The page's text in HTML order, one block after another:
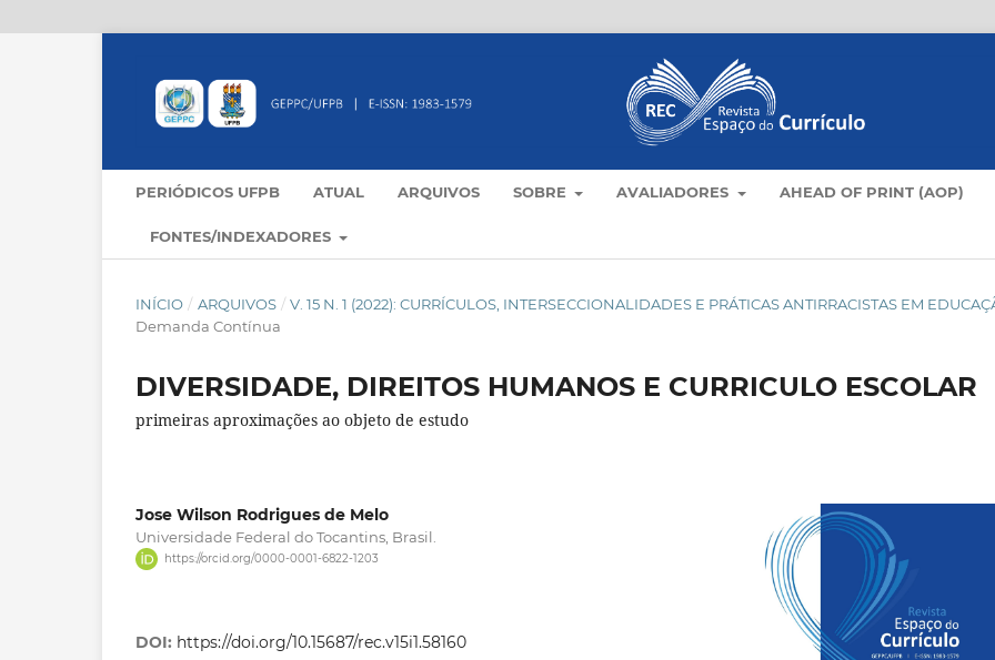
PERIÓDICOS UFPB ATUAL ARQUIVOS SOBRE AVALIADORES AHEAD OF PRINT (AOP)
FONTES/INDEXADORES
INÍCIO / ARQUIVOS / V. 15 N. 1 (2022): CURRÍCULOS, INTERSECCIONALIDADES E PRÁTICAS ANTIRRACISTAS EM
Demanda Contínua
DIVERSIDADE, DIREITOS HUMANOS E CURRICULO ESCOLAR
primeiras aproximações ao objeto de estudo
Jose Wilson Rodrigues de Melo
Universidade Federal do Tocantins, Brasil.
https://orcid.org/0000-0001-6822-1203
DOI: https://doi.org/10.15687/rec.v15i1.58160